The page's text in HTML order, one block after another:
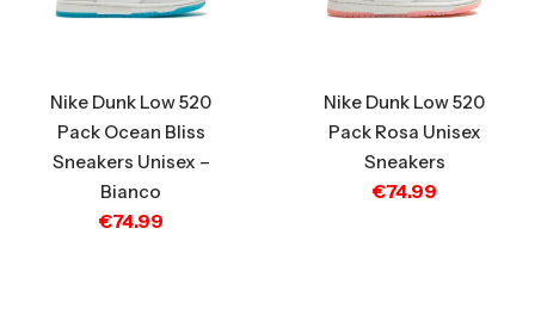
Nike Dunk Low 520
Pack Ocean Bliss
Sneakers Unisex –
Bianco
€74.99
Nike Dunk Low 520
Pack Rosa Unisex
Sneakers
€74.99